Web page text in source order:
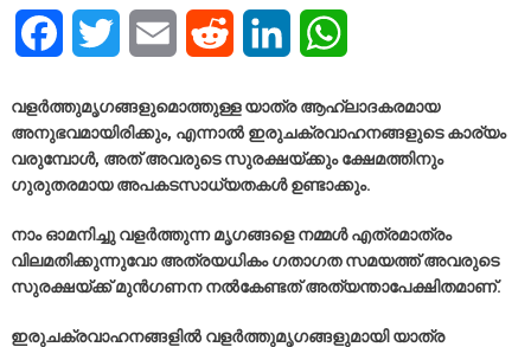
FacebookTwitter Email Reddit LinkedIn
വളർത്തുമൃഗങ്ങളുമൊത്തുള്ള യാത്ര ആഹ്ലാദകരമായ
അനുഭവമായിരിക്കും, എന്നാൽ ഇരുചക്രവാഹനങ്ങളുടെ കാര്യം
വരുമ്പോൾ, അത് അവരുടെ സുരക്ഷയ്ക്കും ക്ഷേമത്തിനും
ഗുരുതരമായ അപകടസാധ്യതകൾ ഉണ്ടാക്കും.
നാം ഓമനിച്ചു വളർത്തുന്ന മൃഗങ്ങളെ നമ്മൾ എത്രമാത്രം
വിലമതിക്കുന്നുവോ അത്രയധികം ഗതാഗത സമയത്ത് അവരുടെ
സുരക്ഷയ്ക്ക് മുൻഗണന നൽകേണ്ടത് അത്യന്താപേക്ഷിതമാണ്.
ഇരുചക്രവാഹനങ്ങളിൽ വളർത്തുമൃഗങ്ങളുമായി യാത്ര